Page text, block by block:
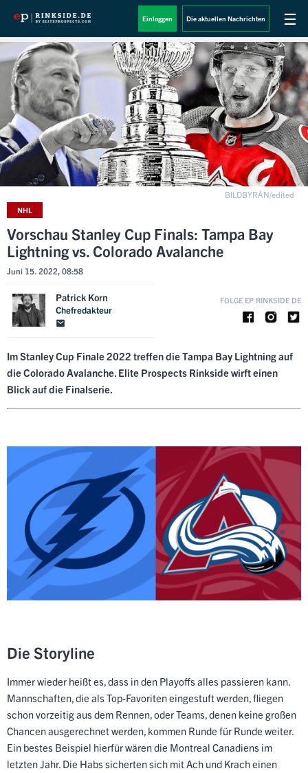
☰
Die aktuellen Nachrichten
Einloggen
BILDBYRÅN/edited
NHL
Vorschau Stanley Cup Finals: Tampa Bay
Lightning vs. Colorado Avalanche
Juni 15. 2022, 08:58
Patrick Korn
Chefredakteur
FOLGE EP RINKSIDE DE
Im Stanley Cup Finale 2022 treffen die Tampa Bay Lightning auf
die Colorado Avalanche. Elite Prospects Rinkside wirft einen
Blick auf die Finalserie.
Die Storyline
Immer wieder heißt es, dass in den Playoffs alles passieren kann.
Mannschaften, die als Top-Favoriten eingestuft werden, fliegen
schon vorzeitig aus dem Rennen, oder Teams, denen keine großen
Chancen ausgerechnet werden, kommen Runde für Runde weiter.
Ein bestes Beispiel hierfür wären die Montreal Canadiens im
letzten Jahr. Die Habs sicherten sich mit Ach und Krach einen